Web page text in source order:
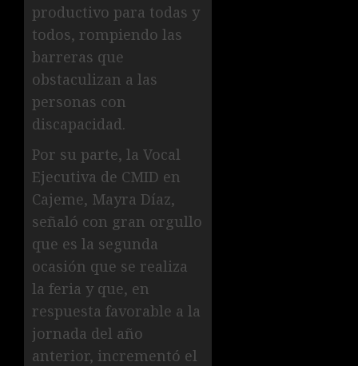
productivo para todas y
todos, rompiendo las
barreras que
obstaculizan a las
personas con
discapacidad.
Por su parte, la Vocal
Ejecutiva de CMID en
Cajeme, Mayra Díaz,
señaló con gran orgullo
que es la segunda
ocasión que se realiza
la feria y que, en
respuesta favorable a la
jornada del año
anterior, incrementó el